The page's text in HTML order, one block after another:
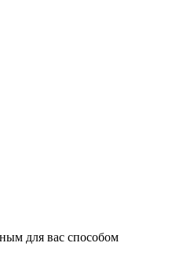
для вас способом